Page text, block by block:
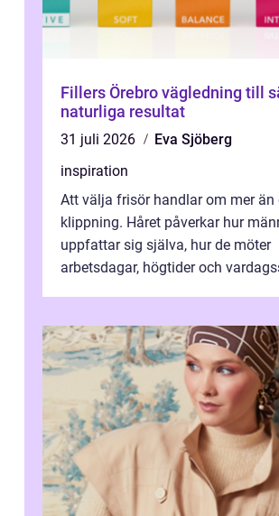
Fillers Örebro vägledning till säkra och
naturliga resultat
31 juli 2026
Eva Sjöberg
inspiration
Att välja frisör handlar om mer än
klippning. Håret påverkar hur
uppfattar sig själva, hur de möter
arbetsdagar, högtider och